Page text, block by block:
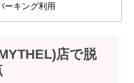
ーキング利用
店で脱